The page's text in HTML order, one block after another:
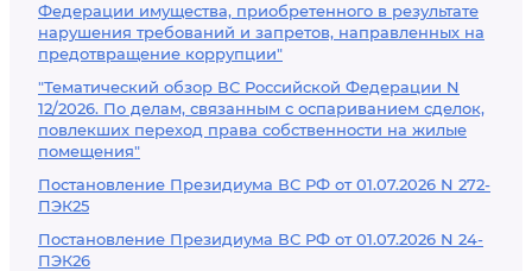
Федерации имущества, приобретенного в результате
нарушения требований и запретов, направленных на
предотвращение коррупции"
"Тематический обзор ВС Российской Федерации N
12/2026. По делам, связанным с оспариванием сделок,
повлекших переход права собственности на жилые
помещения"
Постановление Президиума ВС РФ от 01.07.2026 N 272-
ПЭК25
Постановление Президиума ВС РФ от 01.07.2026 N 24-
ПЭК26